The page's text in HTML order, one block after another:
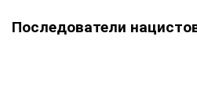
Последователи